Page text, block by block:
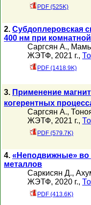
PDF (525K)
2. Субдоплеровская
400 нм при
Саргсян А.,
ЖЭТФ, 2021 г.,
PDF (1418.9K)
3. Применение
когерентных
Саргсян А.,
ЖЭТФ, 2021 г.,
PDF (579.7K)
4. «Неподвижные»
металлов
Саркисян Д.,
ЖЭТФ, 2020 г.,
PDF (413.6K)